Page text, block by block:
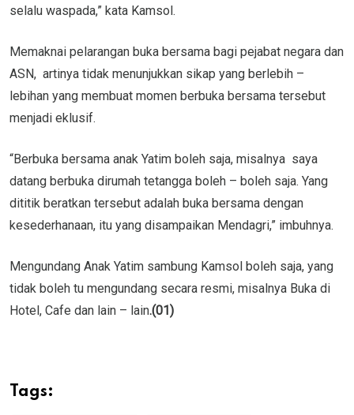
selalu waspada,” kata Kamsol.
Memaknai pelarangan buka bersama bagi pejabat negara dan
ASN, artinya tidak menunjukkan sikap yang berlebih –
lebihan yang membuat momen berbuka bersama tersebut
menjadi eklusif.
“Berbuka bersama anak Yatim boleh saja, misalnya saya
datang berbuka dirumah tetangga boleh – boleh saja. Yang
dititik beratkan tersebut adalah buka bersama dengan
kesederhanaan, itu yang disampaikan Mendagri,” imbuhnya.
Mengundang Anak Yatim sambung Kamsol boleh saja, yang
tidak boleh tu mengundang secara resmi, misalnya Buka di
Hotel, Cafe dan lain – lain.(01)
Tags: